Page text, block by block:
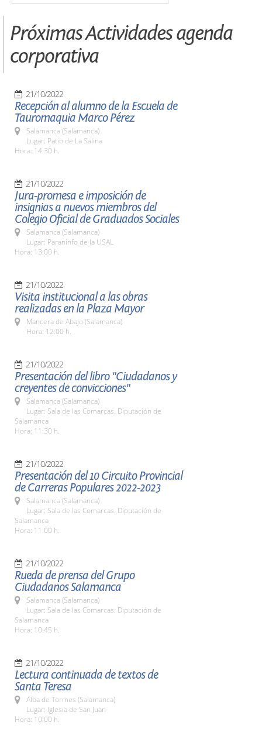
Próximas Actividades agenda
corporativa
21/10/2022
Recepción al alumno de la Escuela de
Tauromaquia Marco Pérez
Salamanca (Salamanca)
Lugar: Patio de La Salina
Hora: 14:30 h.
21/10/2022
Jura-promesa e imposición de
insignias a nuevos miembros del
Colegio Oficial de Graduados Sociales
Salamanca (Salamanca)
Lugar: Paraninfo de la USAL
Hora: 13:00 h.
21/10/2022
Visita institucional a las obras
realizadas en la Plaza Mayor
Mancera de Abajo (Salamanca)
Hora: 12:00 h.
21/10/2022
Presentación del libro "Ciudadanos y
creyentes de convicciones"
Salamanca (Salamanca)
Lugar: Sala de las Comarcas. Diputación de
Salamanca
Hora: 11:30 h.
21/10/2022
Presentación del 10 Circuito Provincial
de Carreras Populares 2022-2023
Salamanca (Salamanca)
Lugar: Sala de las Comarcas. Diputación de
Salamanca
Hora: 11:00 h.
21/10/2022
Rueda de prensa del Grupo
Ciudadanos Salamanca
Salamanca (Salamanca)
Lugar: Sala de las Comarcas. Diputación de
Salamanca
Hora: 10:45 h.
21/10/2022
Lectura continuada de textos de
Santa Teresa
Alba de Tormes (Salamanca)
Lugar: Iglesia de San Juan
Hora: 10:00 h.